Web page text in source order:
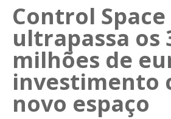
Control Space
ultrapassa os
milhões de
investimento
novo espaço